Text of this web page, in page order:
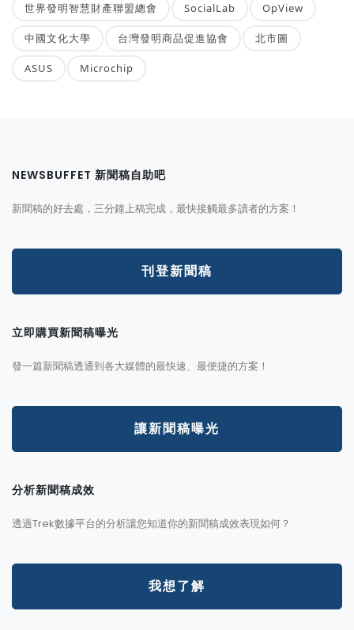
世界發明智慧財產聯盟總會 SocialLab OpView
中國文化大學 台灣發明商品促進協會 北市圖
ASUS Microchip
NEWSBUFFET 新聞稿自助吧
新聞稿的好去處，三分鐘上稿完成，最快接觸最多讀者的方案！
刊登新聞稿
立即購買新聞稿曝光
發一篇新聞稿透通到各大媒體的最快速、最便捷的方案！
讓新聞稿曝光
分析新聞稿成效
透過Trek數據平台的分析讓您知道你的新聞稿成效表現如何？
我想了解